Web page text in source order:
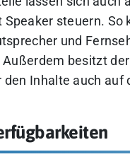
steuern. So
und
besitzt
den Inhalte auch